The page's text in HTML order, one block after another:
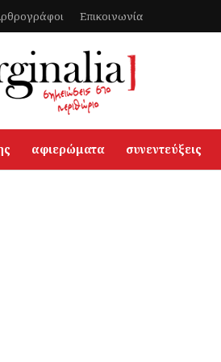
Επικοινωνία
αφιερώματα συνεντεύξεις